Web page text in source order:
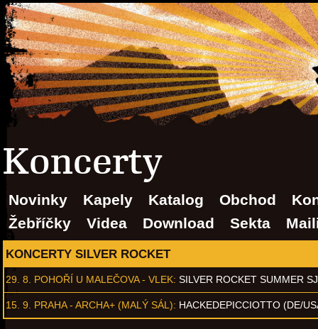
Koncerty
Novinky Kapely Katalog Obchod
Žebříčky
Videa Download Sekta
KONCERTY SILVER ROCKET
29. 8. POHOŘÍ U MALEČOVA - VLEK: SILVER ROCKET SUMMER
15. 9. PRAHA - ARCHA+ (MALÝ SÁL): HACKEDEPICCIOTTO (DE/